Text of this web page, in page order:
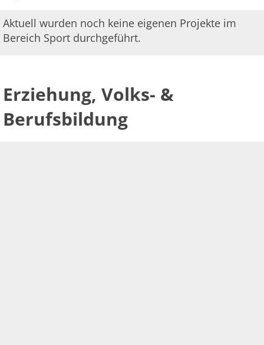
Aktuell wurden noch keine eigenen Projekte im
Bereich Sport durchgeführt.
Erziehung, Volks- &
Berufsbildung